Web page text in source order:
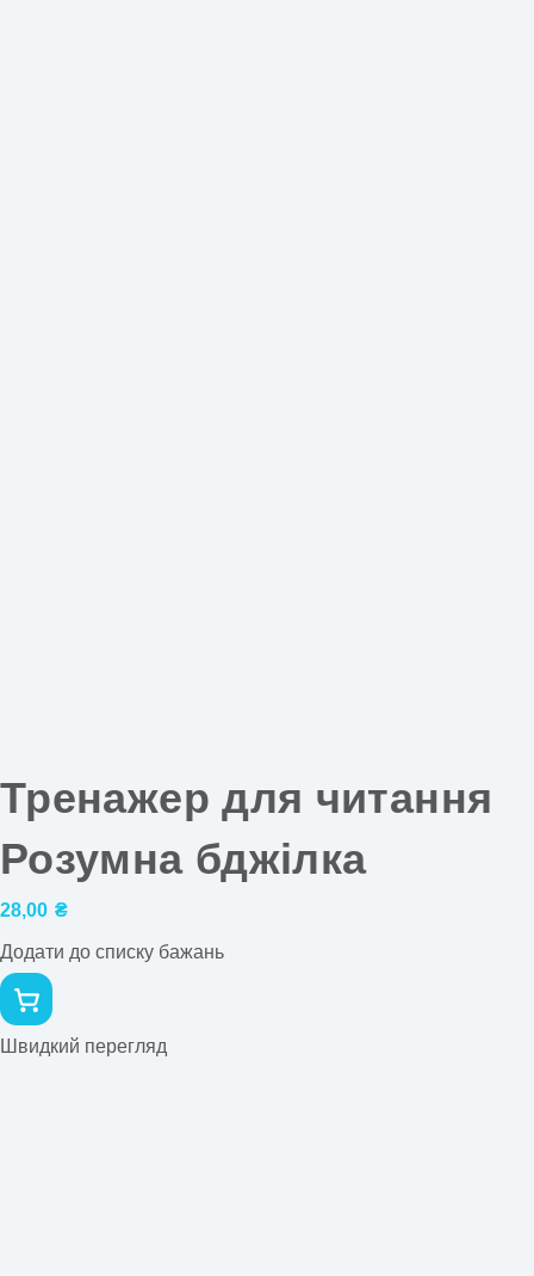
Тренажер для читання
Розумна бджілка
28,00 ₴
Додати до списку бажань
Швидкий перегляд